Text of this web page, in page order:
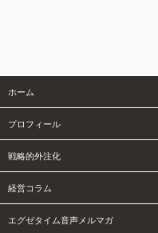
ホーム
プロフィール
戦略的外注化
経営コラム
エグゼタイム音声メルマガ